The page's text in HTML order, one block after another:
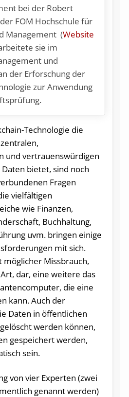
bei der Robert
FOM Hochschule für
Management (Website
sie im
und
der Erforschung der
zur Anwendung
Technologie die
und vertrauenswürdigen
bietet, sind noch
Fragen
vielfältigen
wie Finanzen,
Buchhaltung,
uvm. bringen einige
mit sich.
möglicher Missbrauch,
dar, eine weitere das
die eine
kann. Auch der
Daten in öffentlichen
werden können,
gespeichert werden,
sein.
von vier Experten (zwei
genannt werden)